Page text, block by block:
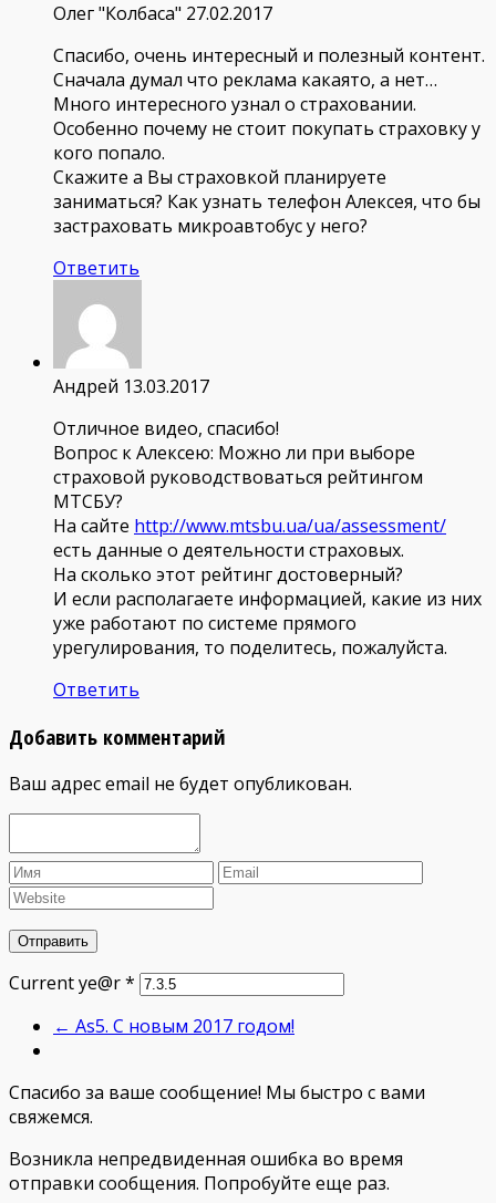
Олег "Колбаса" 27.02.2017
Спасибо, очень интересный и полезный контент.
Сначала думал что реклама какаято, а нет…
Много интересного узнал о страховании.
Особенно почему не стоит покупать страховку у
кого попало.
Скажите а Вы страховкой планируете
заниматься? Как узнать телефон Алексея, что бы
застраховать микроавтобус у него?
Ответить
Андрей 13.03.2017
Отличное видео, спасибо!
Вопрос к Алексею: Можно ли при выборе
страховой руководствоваться рейтингом
МТСБУ?
На сайте http://www.mtsbu.ua/ua/assessment/
есть данные о деятельности страховых.
На сколько этот рейтинг достоверный?
И если располагаете информацией, какие из них
уже работают по системе прямого
урегулирования, то поделитесь, пожалуйста.
Ответить
Добавить комментарий
Ваш адрес email не будет опубликован.
Current ye@r*
← As5. С новым 2017 годом!
Спасибо за ваше сообщение! Мы быстро с вами
свяжемся.
Возникла непредвиденная ошибка во время
отправки сообщения. Попробуйте еще раз.